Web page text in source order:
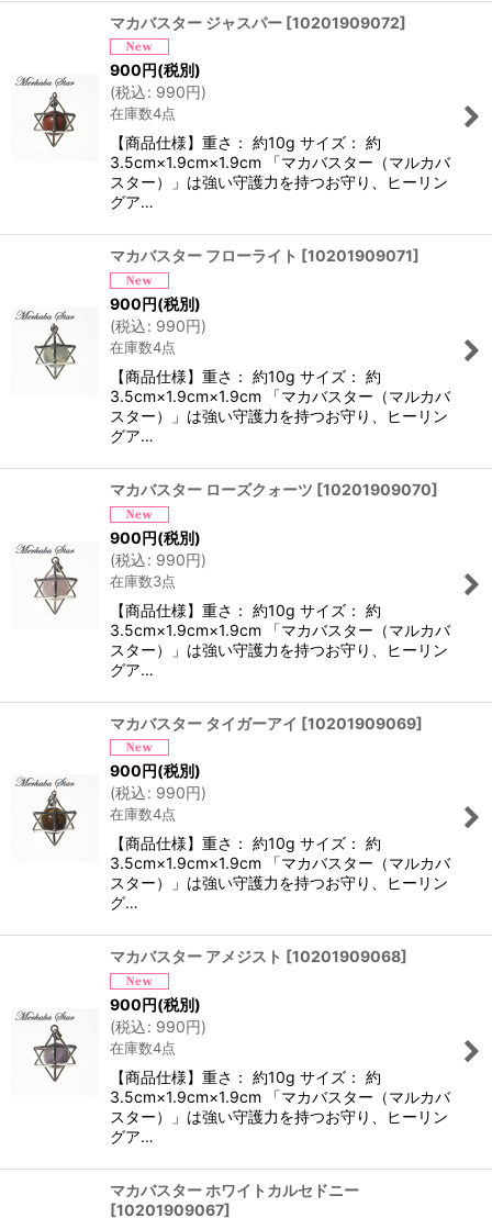
マカバスター ジャスパー [10201909072]
900円(税別)
(税込: 990円)
在庫数4点
【商品仕様】重さ： 約10g サイズ： 約
3.5cm×1.9cm×1.9cm 「マカバスター（マルカバ
スター）」は強い守護力を持つお守り、ヒーリン
グア…
マカバスター フローライト [10201909071]
900円(税別)
(税込: 990円)
在庫数4点
【商品仕様】重さ： 約10g サイズ： 約
3.5cm×1.9cm×1.9cm 「マカバスター（マルカバ
スター）」は強い守護力を持つお守り、ヒーリン
グア…
マカバスター ローズクォーツ [10201909070]
900円(税別)
(税込: 990円)
在庫数3点
【商品仕様】重さ： 約10g サイズ： 約
3.5cm×1.9cm×1.9cm 「マカバスター（マルカバ
スター）」は強い守護力を持つお守り、ヒーリン
グア…
マカバスター タイガーアイ [10201909069]
900円(税別)
(税込: 990円)
在庫数4点
【商品仕様】重さ： 約10g サイズ： 約
3.5cm×1.9cm×1.9cm 「マカバスター（マルカバ
スター）」は強い守護力を持つお守り、ヒーリン
グ…
マカバスター アメジスト [10201909068]
900円(税別)
(税込: 990円)
在庫数4点
【商品仕様】重さ： 約10g サイズ： 約
3.5cm×1.9cm×1.9cm 「マカバスター（マルカバ
スター）」は強い守護力を持つお守り、ヒーリン
グア…
マカバスター ホワイトカルセドニー
[10201909067]